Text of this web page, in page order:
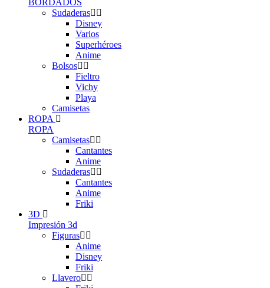
BORDADOS
Sudaderas
Disney
Varios
Superhéroes
Anime
Bolsos
Fieltro
Vichy
Playa
Camisetas
ROPA
ROPA
Camisetas
Cantantes
Anime
Sudaderas
Cantantes
Anime
Friki
3D
Impresión 3d
Figuras
Anime
Disney
Friki
Llavero